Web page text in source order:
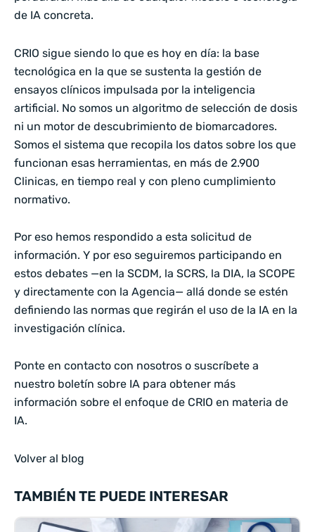
de IA concreta.
CRIO sigue siendo lo que es hoy en día: la base
tecnológica en la que se sustenta la gestión de
ensayos clínicos impulsada por la inteligencia
artificial. No somos un algoritmo de selección de dosis
ni un motor de descubrimiento de biomarcadores.
Somos el sistema que recopila los datos sobre los que
funcionan esas herramientas, en más de 2.900
Clinicas, en tiempo real y con pleno cumplimiento
normativo.
Por eso hemos respondido a esta solicitud de
información. Y por eso seguiremos participando en
estos debates —en la SCDM, la SCRS, la DIA, la SCOPE
y directamente con la Agencia— allá donde se estén
definiendo las normas que regirán el uso de la IA en la
investigación clínica.
Ponte en contacto con nosotros o suscríbete a
nuestro boletín sobre IA para obtener más
información sobre el enfoque de CRIO en materia de
IA.
Volver al blog
TAMBIÉN TE PUEDE INTERESAR